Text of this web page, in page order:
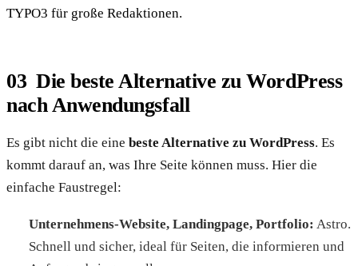
TYPO3 für große Redaktionen.
Die beste Alternative zu WordPress
nach Anwendungsfall
Es gibt nicht die eine beste Alternative zu WordPress. Es
kommt darauf an, was Ihre Seite können muss. Hier die
einfache Faustregel:
Unternehmens-Website, Landingpage, Portfolio: Astro.
Schnell und sicher, ideal für Seiten, die informieren und